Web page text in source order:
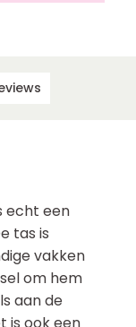
echt een
tas is
vakken
om hem
aan de
is ook een